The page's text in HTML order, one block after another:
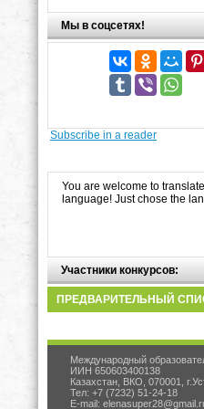
Мы в соцсетях!
Subscribe in a reader
You are welcome to
language! Just chose the
Участники конкурсов:
ПРЕДВАРИТЕЛЬНЫЙ
Международный
ИИН 650603400138
Казахстан, ВКО, 070001,
Тел: +7 (7232) 51-24-18
E-mail: